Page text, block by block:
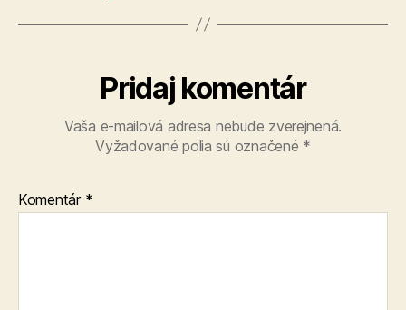
Pridaj komentár
Vaša e-mailová adresa nebude zverejnená.
Vyžadované polia sú označené *
Komentár *